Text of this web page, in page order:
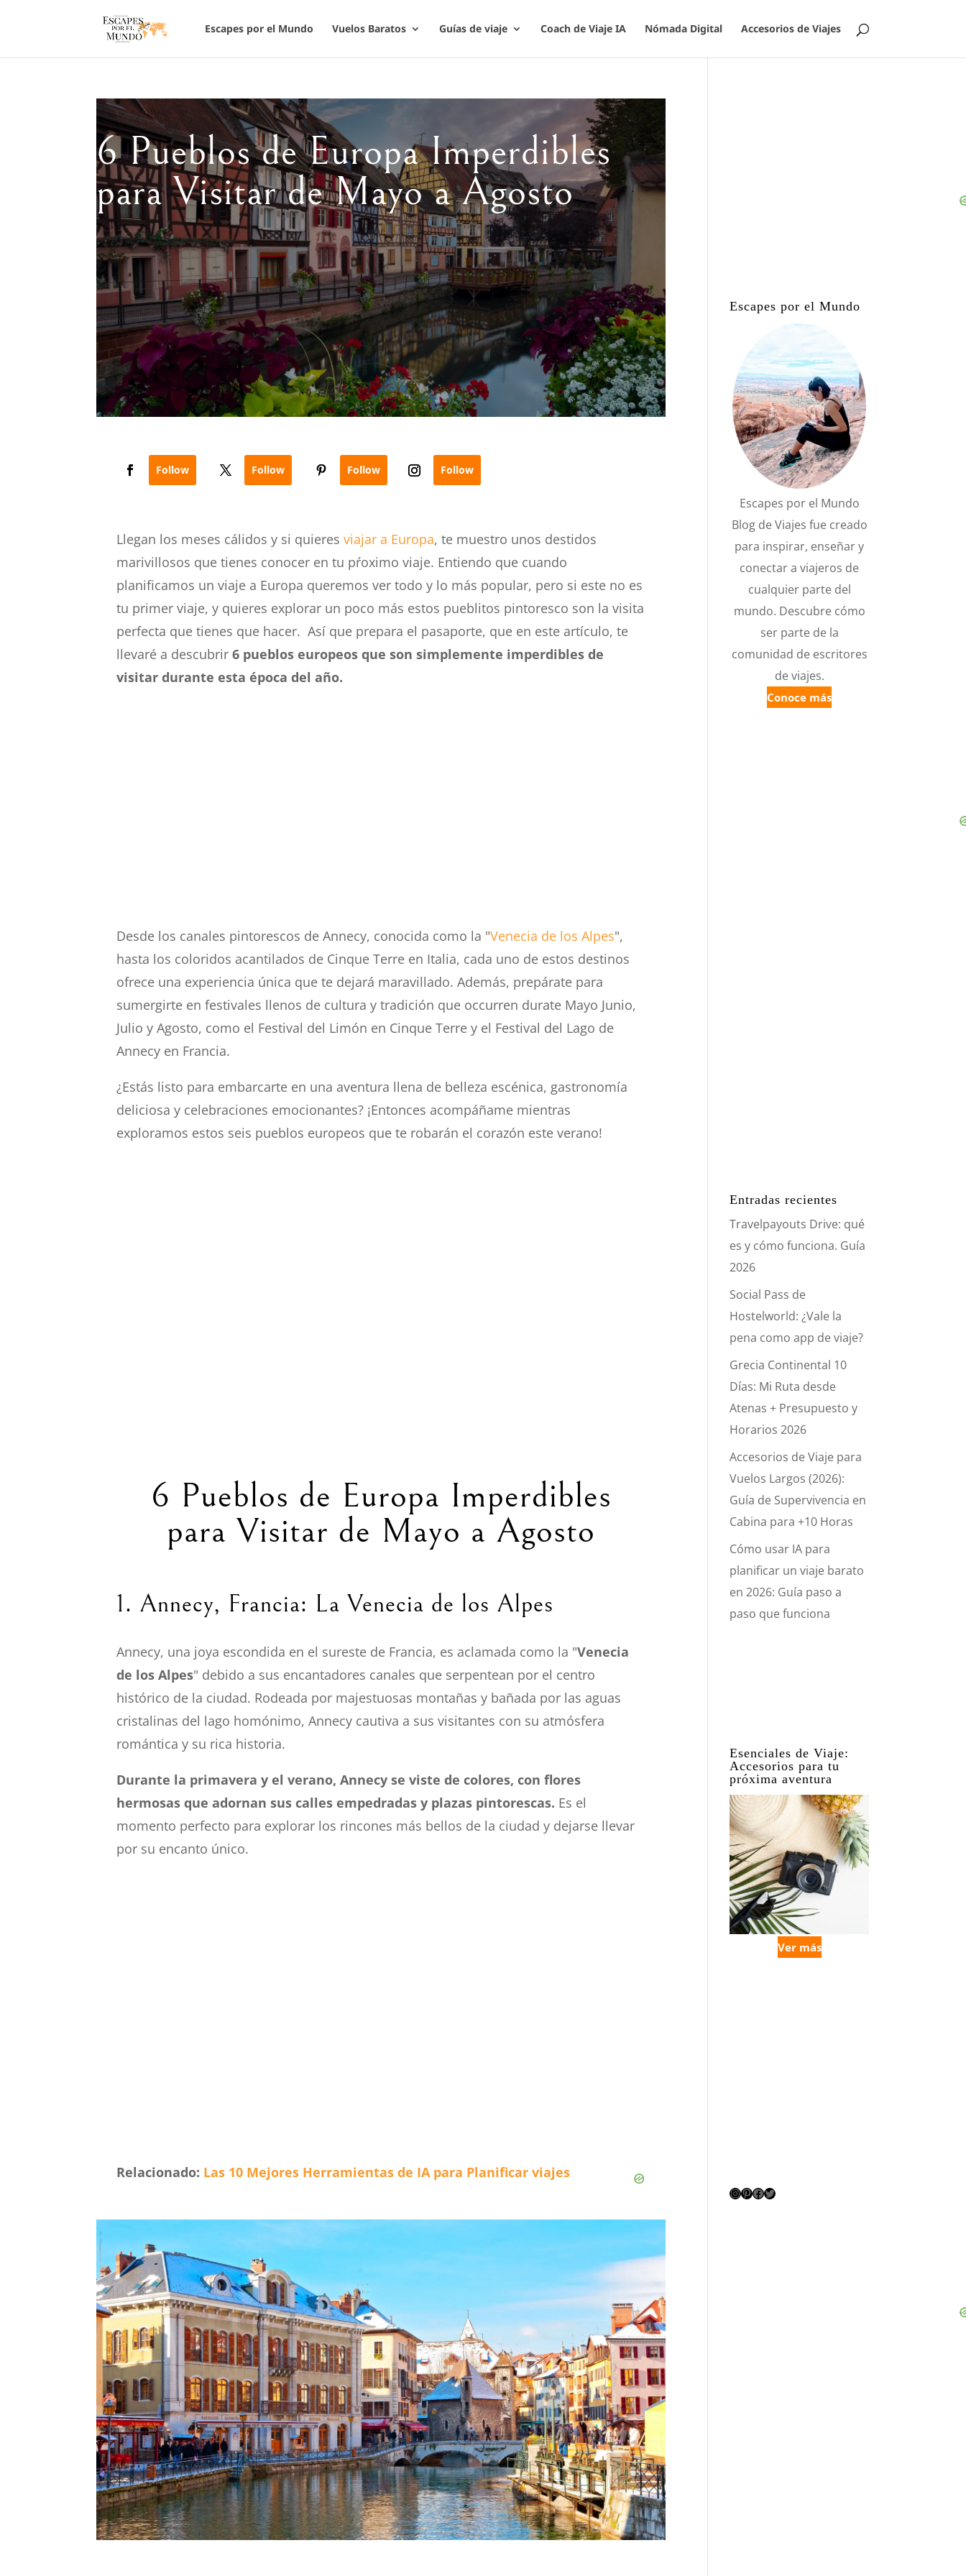
Escapes por el Mundo Vuelos Baratos Guías de viaje Coach de Viaje IA Nómada Digital Accesorios de Viajes
6 Pueblos de Europa Imperdibles
para Visitar de Mayo a Agosto
Follow Follow Follow Follow
Llegan los meses cálidos y si quieresviajar a Europa, te muestro unos destidos
marivillosos que tienes conocer en tu pŕoximo viaje. Entiendo que cuando
planificamos un viaje a Europa queremos ver todo y lo más popular, pero si este no es
tu primer viaje, y quieres explorar un poco más estos pueblitos pintoresco son la visita
perfecta que tienes que hacer. Así que prepara el pasaporte, que en este artículo, te
llevaré a descubrir 6 pueblos europeos que son simplemente imperdibles de
visitar durante esta época del año.
Desde los canales pintorescos de Annecy, conocida como la "Venecia de los Alpes",
hasta los coloridos acantilados de Cinque Terre en Italia, cada uno de estos destinos
ofrece una experiencia única que te dejará maravillado. Además, prepárate para
sumergirte en festivales llenos de cultura y tradición que occurren durate Mayo Junio,
Julio y Agosto, como el Festival del Limón en Cinque Terre y el Festival del Lago de
Annecy en Francia.
¿Estás listo para embarcarte en una aventura llena de belleza escénica, gastronomía
deliciosa y celebraciones emocionantes? ¡Entonces acompáñame mientras
exploramos estos seis pueblos europeos que te robarán el corazón este verano!
6 Pueblos de Europa Imperdibles
para Visitar de Mayo a Agosto
1. Annecy, Francia: La Venecia de los Alpes
Annecy, una joya escondida en el sureste de Francia, es aclamada como la "Venecia
de los Alpes" debido a sus encantadores canales que serpentean por el centro
histórico de la ciudad. Rodeada por majestuosas montañas y bañada por las aguas
cristalinas del lago homónimo, Annecy cautiva a sus visitantes con su atmósfera
romántica y su rica historia.
Durante la primavera y el verano, Annecy se viste de colores, con flores
hermosas que adornan sus calles empedradas y plazas pintorescas. Es el
momento perfecto para explorar los rincones más bellos de la ciudad y dejarse llevar
por su encanto único.
Relacionado: Las 10 Mejores Herramientas de IA para Planificar viajes
Escapes por el Mundo
Escapes por el Mundo
Blog de Viajes fue creado
para inspirar, enseñar y
conectar a viajeros de
cualquier parte del
mundo. Descubre cómo
ser parte de la
comunidad de escritores
de viajes.
Conoce más
Entradas recientes
Travelpayouts Drive: qué
es y cómo funciona. Guía
2026
Social Pass de
Hostelworld: ¿Vale la
pena como app de viaje?
Grecia Continental 10
Días: Mi Ruta desde
Atenas + Presupuesto y
Horarios 2026
Accesorios de Viaje para
Vuelos Largos (2026):
Guía de Supervivencia en
Cabina para +10 Horas
Cómo usar IA para
planificar un viaje barato
en 2026: Guía paso a
paso que funciona
Esenciales de Viaje:
Accesorios para tu
próxima aventura
Ver más
Instagram
Pinterest
Facebook
Twitter